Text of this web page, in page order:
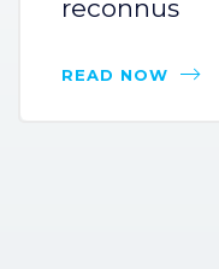
reconnus
READ NOW